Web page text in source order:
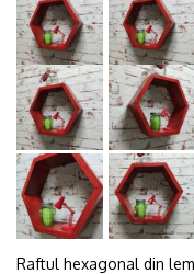
Raftul hexagonal din